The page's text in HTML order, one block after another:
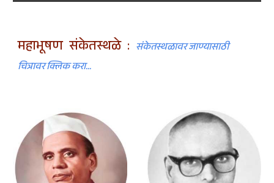
महाभूषण संकेतस्थळे : संकेतस्थळावर जाण्यासाठी
चित्रावर क्लिक करा...